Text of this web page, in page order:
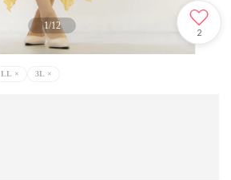
1/12
2
LL × 3L ×